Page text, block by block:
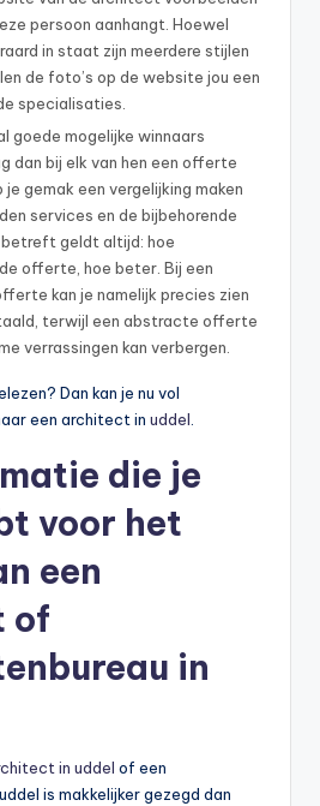
persoon aanhangt. Hoewel
in staat zijn meerdere stijlen
de foto’s op de website jou een
specialisaties.
goede mogelijke winnaars
dan bij elk van hen een offerte
je gemak een vergelijking maken
services en de bijbehorende
geldt altijd: hoe
offerte, hoe beter. Bij een
kan je namelijk precies zien
terwijl een abstracte offerte
verrassingen kan verbergen.
Dan kan je nu vol
een architect in uddel
die je
voor het
een
of
in
in uddel of een
is makkelijker gezegd dan